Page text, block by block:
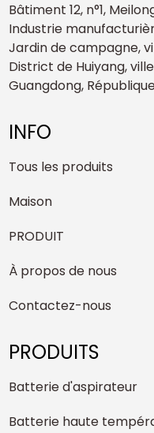
Bâtiment 12, n°1,
Industrie
Jardin de campagne,
District de Huiyang,
Guangdong,
INFO
Tous les produits
Maison
PRODUIT
À propos de nous
Contactez-nous
PRODUITS
Batterie d'aspirateur
Batterie haute